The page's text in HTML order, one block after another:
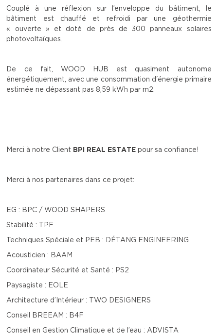
Couplé à une réflexion sur l’enveloppe du bâtiment, le
bâtiment est chauffé et refroidi par une géothermie
« ouverte » et doté de près de 300 panneaux solaires
photovoltaïques.
De ce fait, WOOD HUB est quasiment autonome
énergétiquement, avec une consommation d'énergie primaire
estimée ne dépassant pas 8,59 kWh par m2.
Merci à notre Client BPI REAL ESTATE pour sa confiance!
Merci à nos partenaires dans ce projet:
EG : BPC / WOOD SHAPERS
Stabilité : TPF
Techniques Spéciale et PEB : DÉTANG ENGINEERING
Acousticien : BAAM
Coordinateur Sécurité et Santé : PS2
Paysagiste : EOLE
Architecture d’Intérieur : TWO DESIGNERS
Conseil BREEAM : B4F
Conseil en Gestion Climatique et de l’eau : ADVISTA